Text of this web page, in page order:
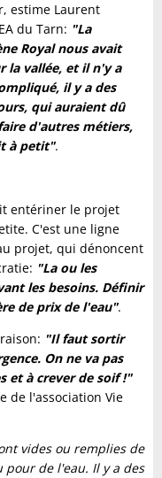
estime Laurent
du Tarn: "La
Royal nous avait
la vallée, et il n'y a
il y a des
qui auraient dû
d'autres métiers,
à petit".
entériner le projet
C'est une ligne
projet, qui dénoncent
"La ou les
les besoins. Définir
de prix de l'eau".
"Il faut sortir
On ne va pas
et à crever de soif !"
de l'association Vie
vides ou remplies de
de l'eau. Il y a des